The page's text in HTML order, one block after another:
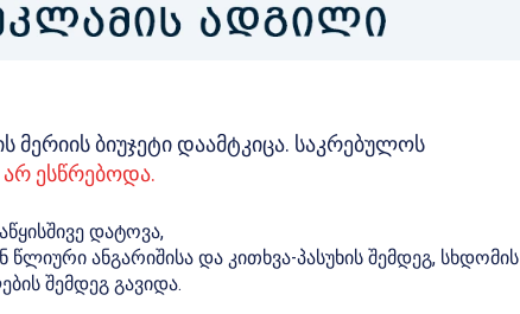
ბიუჯეტი დაამტკიცა. საკრებულოს
არ ესწრებოდა.
დატოვა,
ანგარიშისა და კითხვა-პასუხის შემდეგ, სხდომის
შემდეგ გავიდა.